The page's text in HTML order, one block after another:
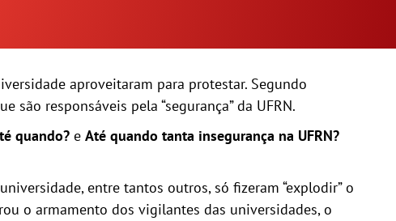
aproveitaram para protestar. Segundo
são responsáveis pela “segurança” da UFRN.
quando?e Até quando tanta insegurança na UFRN?
entre tantos outros, só fizeram “explodir” o
o armamento dos vigilantes das universidades, o